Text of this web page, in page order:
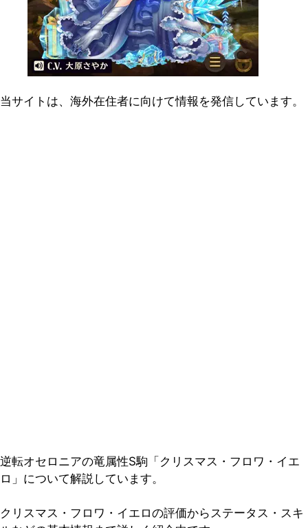
当サイトは、海外在住者に向けて情報を発信しています。
逆転オセロニアの竜属性S駒「クリスマス・フロワ・イエ
ロ」について解説しています。
クリスマス・フロワ・イエロの評価からステータス・スキ